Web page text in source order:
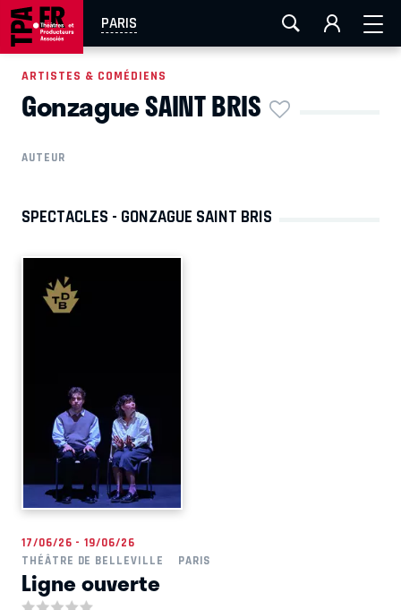
PARIS
AIX-MARSEILLE LA ROCHELLE
EN TOURNÉE
ARTISTES & COMÉDIENS
Gonzague SAINT BRIS
AUTEUR
SPECTACLES - GONZAGUE SAINT BRIS
17/06/26 - 19/06/26
THÉÂTRE DE BELLEVILLE
PARIS
Ligne ouverte